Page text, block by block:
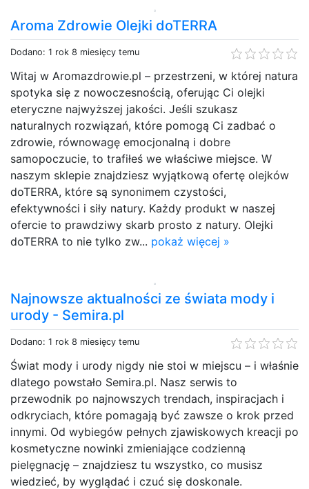
Aroma Zdrowie Olejki doTERRA
Dodano: 1 rok 8 miesięcy temu
Witaj w Aromazdrowie.pl – przestrzeni, w której natura
spotyka się z nowoczesnością, oferując Ci olejki
eteryczne najwyższej jakości. Jeśli szukasz
naturalnych rozwiązań, które pomogą Ci zadbać o
zdrowie, równowagę emocjonalną i dobre
samopoczucie, to trafiłeś we właściwe miejsce. W
naszym sklepie znajdziesz wyjątkową ofertę olejków
doTERRA, które są synonimem czystości,
efektywności i siły natury. Każdy produkt w naszej
ofercie to prawdziwy skarb prosto z natury. Olejki
doTERRA to nie tylko zw... pokaż więcej »
Najnowsze aktualności ze świata mody i
urody - Semira.pl
Dodano: 1 rok 8 miesięcy temu
Świat mody i urody nigdy nie stoi w miejscu – i właśnie
dlatego powstało Semira.pl. Nasz serwis to
przewodnik po najnowszych trendach, inspiracjach i
odkryciach, które pomagają być zawsze o krok przed
innymi. Od wybiegów pełnych zjawiskowych kreacji po
kosmetyczne nowinki zmieniające codzienną
pielęgnację – znajdziesz tu wszystko, co musisz
wiedzieć, by wyglądać i czuć się doskonale.